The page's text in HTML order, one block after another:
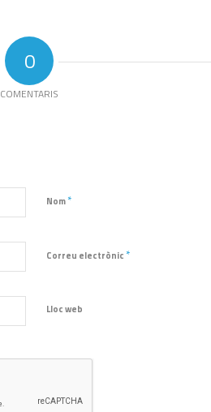
0
COMENTARIS
Nom*
Correu electrònic *
Lloc web